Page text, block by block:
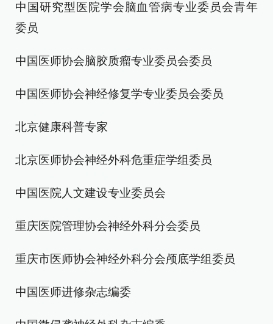
中国研究型医院学会脑血管病专业委员会青年
委员
中国医师协会脑胶质瘤专业委员会委员
中国医师协会神经修复学专业委员会委员
北京健康科普专家
北京医师协会神经外科危重症学组委员
中国医院人文建设专业委员会
重庆医院管理协会神经外科分会委员
重庆市医师协会神经外科分会颅底学组委员
中国医师进修杂志编委